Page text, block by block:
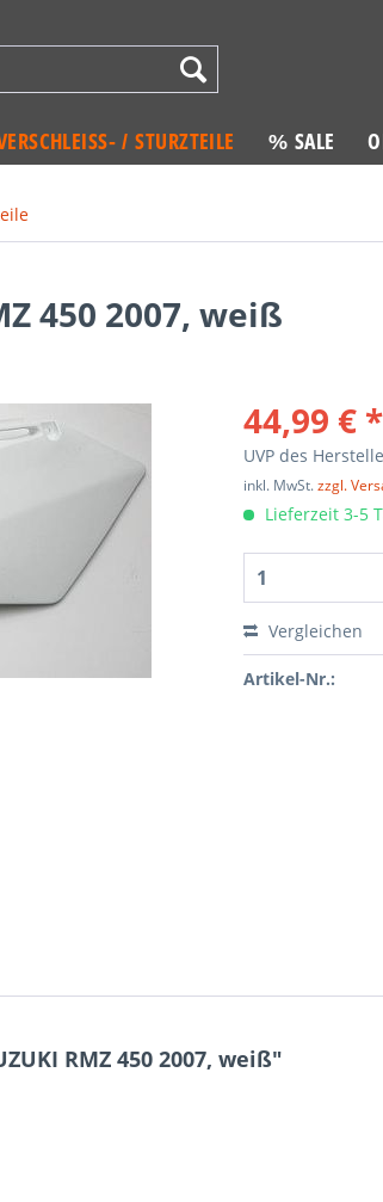
/ STURZTEILE % SALE
450 2007, weiß
44,99 € *
UVP des
inkl. MwSt.zzgl.
Lieferzeit 3-5
Vergleichen
Artikel-Nr.:
RMZ 450 2007, weiß"